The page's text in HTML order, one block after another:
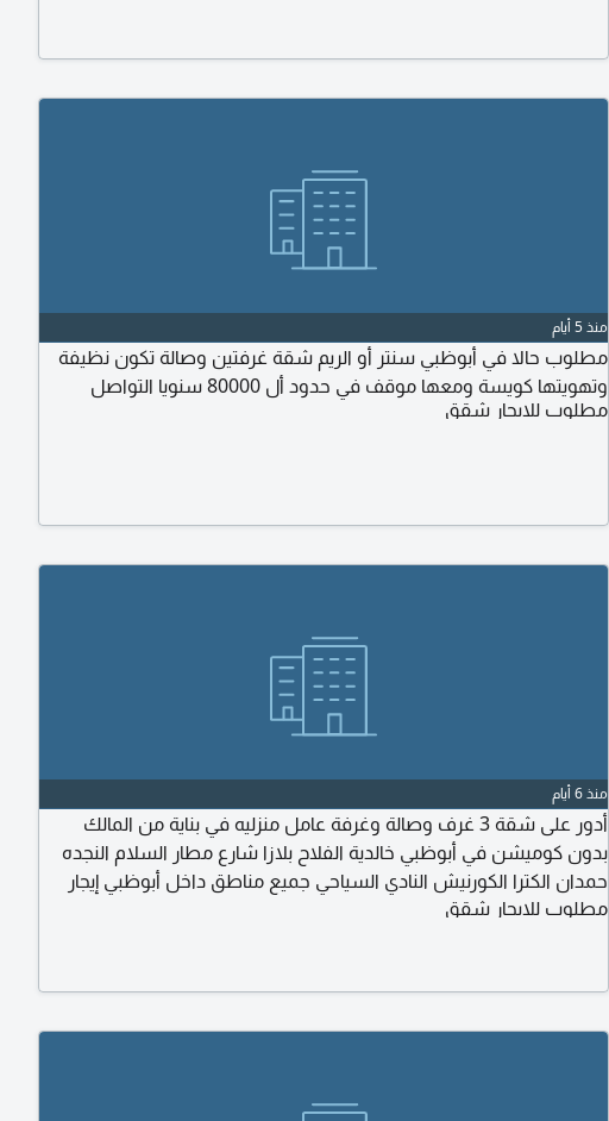
منذ 5 أيام
مطلوب حالا في أبوظبي سنتر أو الريم شقة غرفتين وصالة تكون نظيفة
وتهويتها كويسة ومعها موقف في حدود أل 80000 سنويا التواصل
مطلوب للايجار شقق
منذ 6 أيام
أدور على شقة 3 غرف وصالة وغرفة عامل منزليه في بناية من المالك
بدون كوميشن في أبوظبي خالدية الفلاح بلازا شارع مطار السلام النجده
حمدان الكترا الكورنيش النادي السياحي جميع مناطق داخل أبوظبي إيجار
شعري من 80 الى 90 ألف
مطلوب للايجار شقق